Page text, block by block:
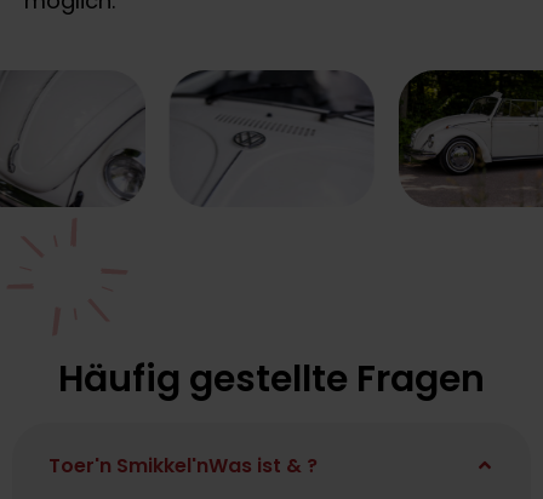
Häufig gestellte Fragen
Toer'n Smikkel'nWas ist & ?